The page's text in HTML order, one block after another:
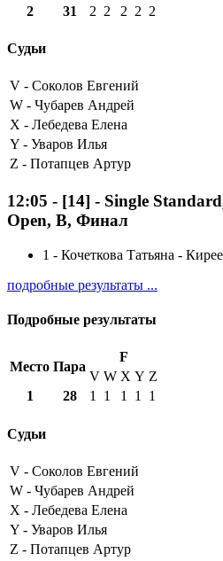
2
31 2 2 2 2 2
Судьи
V - Соколов Евгений
W - Чубарев Андрей
X - Лебедева Елена
Y - Уваров Илья
Z - Потапцев Артур
12:05 - [14] - Single
Open, B, Финал
1 - Кочеткова Татьяна -
подробные результаты ...
Подробные результаты
Место Пара
F
V W X Y Z
1
28 1 1 1 1 1
Судьи
V - Соколов Евгений
W - Чубарев Андрей
X - Лебедева Елена
Y - Уваров Илья
Z - Потапцев Артур